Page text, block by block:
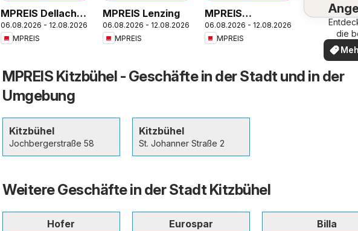
MPREIS Dellach
im Drautal
06.08.2026 - 12.08.2026
MPREIS
MPREIS Lenzing
06.08.2026 - 12.08.2026
MPREIS
MPREIS
Hohenems
06.08.2026 - 12.08.2026
MPREIS
die
MPREIS Kitzbühel - Geschäfte in der Stadt und in der
Umgebung
Kitzbühel
Jochbergerstraße 58
Kitzbühel
St. Johanner Straße 2
Weitere Geschäfte in der Stadt Kitzbühel
Hofer
Eurospar
Billa